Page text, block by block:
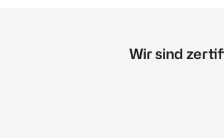
Wir sind